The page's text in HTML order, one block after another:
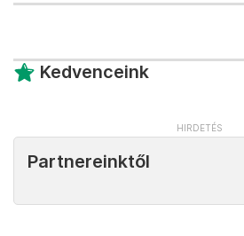
Kedvenceink
Partnereinktől